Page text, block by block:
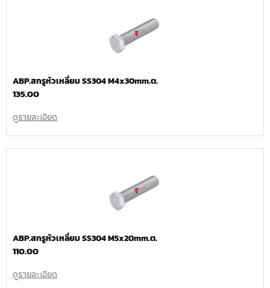
ABP.สกรูหัวเหลี่ยม SS304 M4x30mm.ต.
135.00
ดูรายละเอียด
ABP.สกรูหัวเหลี่ยม SS304 M5x20mm.ต.
110.00
ดูรายละเอียด